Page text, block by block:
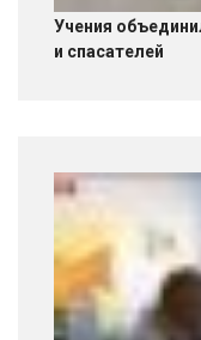
Учения
и спасателей